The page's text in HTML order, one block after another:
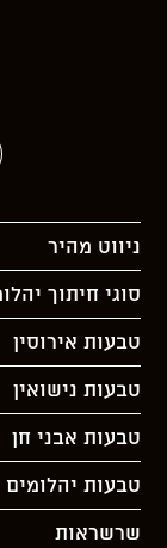
ניווט מהיר
סוגי חיתוך
טבעות אירוסין
טבעות נישואין
טבעות אבני חן
טבעות יהלומים
שרשראות